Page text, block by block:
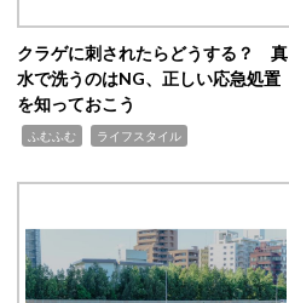
クラゲに刺されたらどうする？ 真
水で洗うのはNG、正しい応急処置
を知っておこう
ふむふむ ライフスタイル